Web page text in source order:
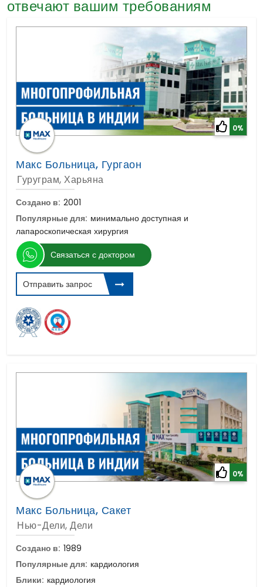
отвечают вашим требованиям
0%
Макс Больница, Гургаон
Гуруграм, Харьяна
Создано в: 2001
Популярные для: минимально доступная и
лапароскопическая хирургия
Связаться с доктором
Отправить запрос
0%
Макс Больница, Сакет
Нью-Дели, Дели
Создано в: 1989
Популярные для: кардиология
Блики: кардиология